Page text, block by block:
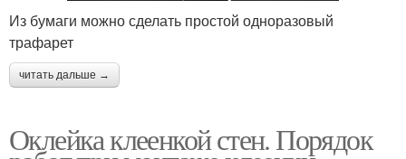
Из бумаги можно сделать простой одноразовый
трафарет
читать дальше →
Оклейка клеенкой стен. Порядок